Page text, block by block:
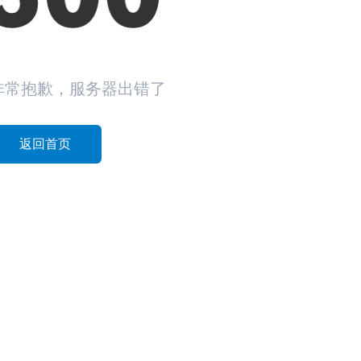
常抱歉，服务器出错了
返回首页